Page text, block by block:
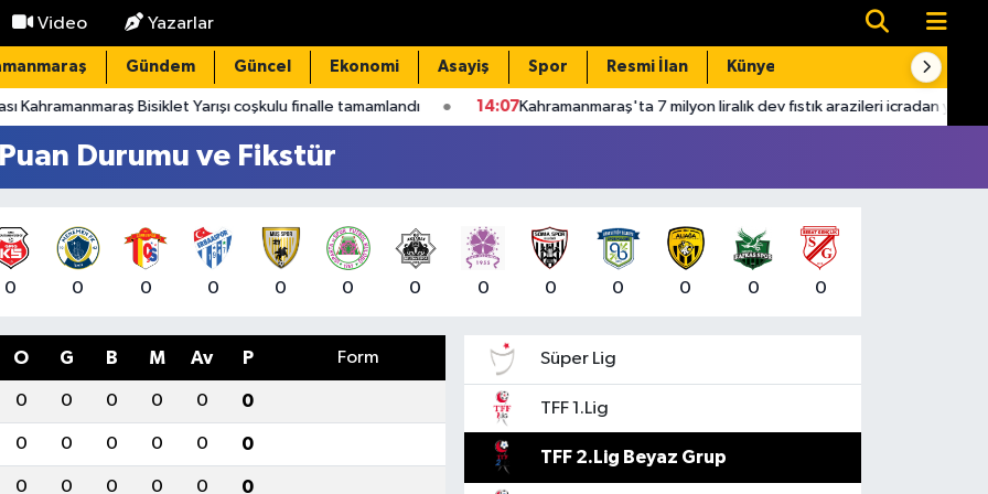
Video Yazarlar
Gündem Güncel Ekonomi Asayiş Spor Resmi İlan Künye
Bisiklet Yarışı coşkulu finalle tamamlandı 14:07Kahramanmaraş'ta 7 milyon liralık dev fıstık arazileri icradan yarı fiyatına
Durumu ve Fikstür
0 0 0 0 0 0 0 0 0 0 0 0 0
O G B M Av P Form
0 0 0 0 0 0
0 0 0 0 0 0
0 0 0 0 0 0
Süper Lig
TFF 1.Lig
TFF 2.Lig Beyaz Grup